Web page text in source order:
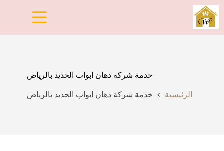
التجاوز
إلى
المحتوى
خدمة شركة دهان ابواب الحديد بالرياض
الرئيسية خدمة شركة دهان ابواب الحديد بالرياض